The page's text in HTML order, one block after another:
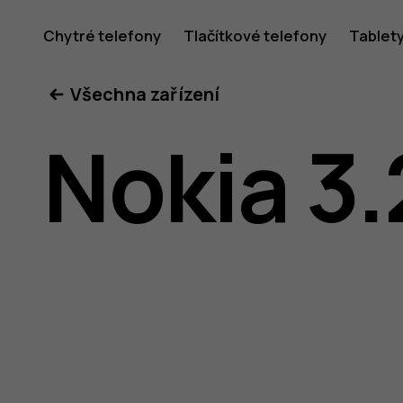
příručka
k
Chytré telefony Tlačítkové telefony
Všechna zařízení
Nokia